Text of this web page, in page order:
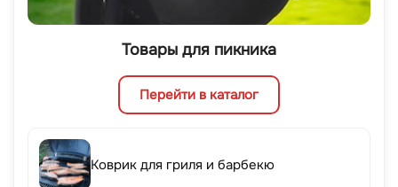
Товары для пикника
Перейти в каталог
Коврик для гриля и барбекю